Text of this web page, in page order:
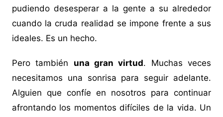
pudiendo desesperar a la gente a su alrededor
cuando la cruda realidad se impone frente a sus
ideales. Es un hecho.
Pero también una gran virtud. Muchas veces
necesitamos una sonrisa para seguir adelante.
Alguien que confíe en nosotros para continuar
afrontando los momentos difíciles de la vida. Un